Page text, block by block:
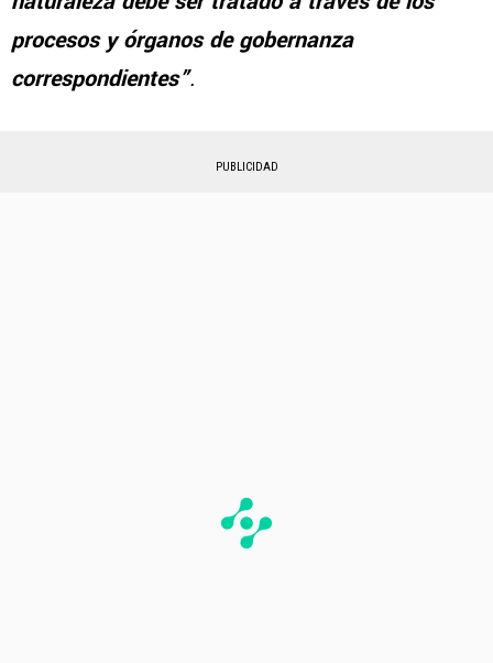
procesos y órganos de gobernanza
correspondientes”.
PUBLICIDAD